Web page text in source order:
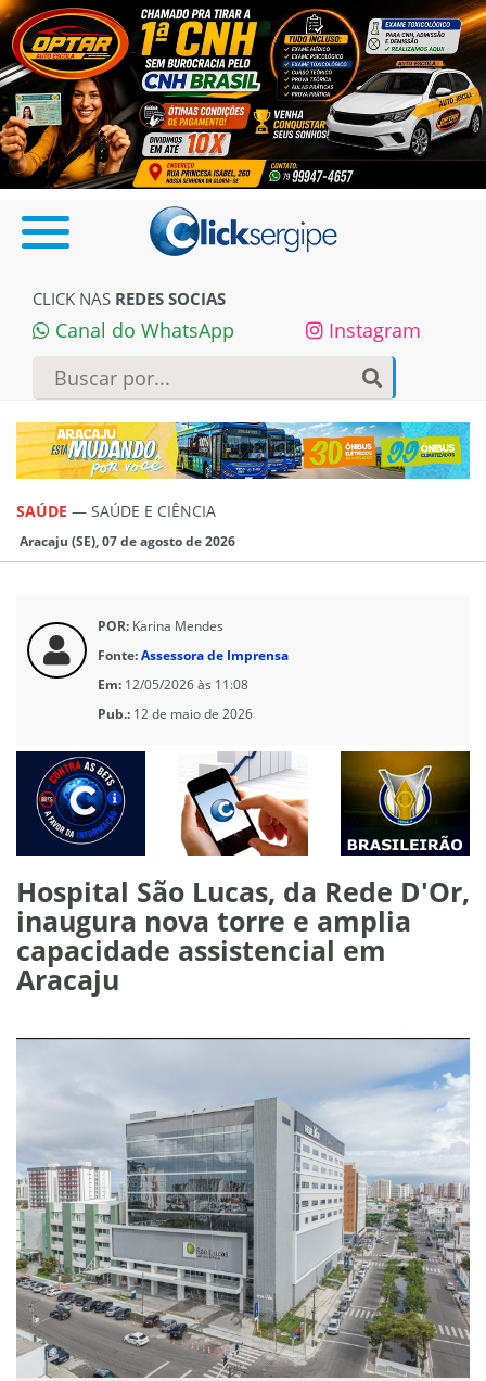
CLICK NAS REDES SOCIAS
Canal do WhatsApp Instagram
SAÚDE — SAÚDE E CIÊNCIA
Aracaju (SE), 07 de agosto de 2026
POR: Karina Mendes
Fonte:Assessora de Imprensa
Em: 12/05/2026 às 11:08
Pub.: 12 de maio de 2026
Hospital São Lucas, da Rede D'Or,
inaugura nova torre e amplia
capacidade assistencial em
Aracaju